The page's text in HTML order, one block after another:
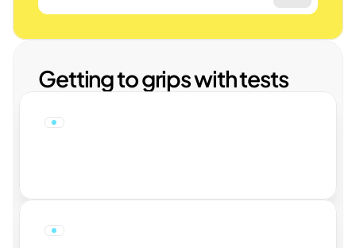
Getting to grips with tests